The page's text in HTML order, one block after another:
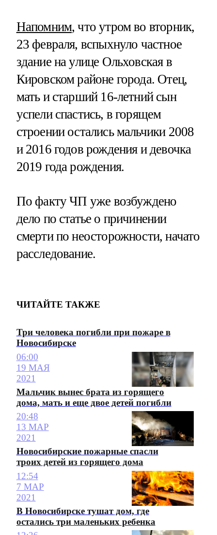
Напомним, что утром во вторник,
23 февраля, вспыхнуло частное
здание на улице Ольховская в
Кировском районе города. Отец,
мать и старший 16-летний сын
успели спастись, в горящем
строении остались мальчики 2008
и 2016 годов рождения и девочка
2019 года рождения.
По факту ЧП уже возбуждено
дело по статье о причинении
смерти по неосторожности, начато
расследование.
ЧИТАЙТЕ ТАКЖЕ
Три человека погибли при пожаре в
Новосибирске
06:00
19 МАЯ
2021
Мальчик вынес брата из горящего
дома, мать и еще двое детей погибли
20:48
13 МАР
2021
Новосибирские пожарные спасли
троих детей из горящего дома
12:54
7 МАР
2021
В Новосибирске тушат дом, где
остались три маленьких ребенка